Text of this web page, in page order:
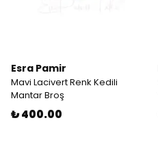
Esra Pamir
Mavi Lacivert Renk Kedili
Mantar Broş
₺ 400.00